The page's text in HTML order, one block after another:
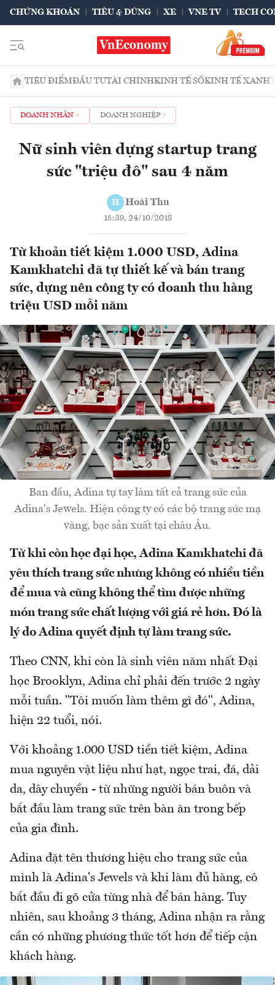
CHỨNG KHOÁN TIÊU & DÙNG XE VNE TV TECH
TIÊU ĐIỂMĐẦU TƯTÀI CHÍNHKINH TẾ SỐKINH TẾ XANH
DOANH NHÂN DOANH NGHIỆP
Nữ sinh viên dựng startup trang
sức "triệu đô" sau 4 năm
H Hoài Thu
15:39, 24/10/2018
Từ khoản tiết kiệm 1.000 USD, Adina
Kamkhatchi đã tự thiết kế và bán trang
sức, dựng nên công ty có doanh thu hàng
triệu USD mỗi năm
Ban đầu, Adina tự tay làm tất cả trang sức của
Adina's Jewels. Hiện công ty có các bộ trang sức mạ
vàng, bạc sản xuất tại châu Âu.
Từ khi còn học đại học, Adina Kamkhatchi đã
yêu thích trang sức nhưng không có nhiều tiền
để mua và cũng không thể tìm được những
món trang sức chất lượng với giá rẻ hơn. Đó là
lý do Adina quyết định tự làm trang sức.
Theo CNN, khi còn là sinh viên năm nhất Đại
học Brooklyn, Adina chỉ phải đến trước 2 ngày
mỗi tuần. "Tôi muốn làm thêm gì đó", Adina,
hiện 22 tuổi, nói.
Với khoảng 1.000 USD tiền tiết kiệm, Adina
mua nguyên vật liệu như hạt, ngọc trai, đá, dải
da, dây chuyền - từ những người bán buôn và
bắt đầu làm trang sức trên bàn ăn trong bếp
của gia đình.
Adina đặt tên thương hiệu cho trang sức của
mình là Adina's Jewels và khi làm đủ hàng, cô
bắt đầu đi gõ cửa từng nhà để bán hàng. Tuy
nhiên, sau khoảng 3 tháng, Adina nhận ra rằng
cần có những phương thức tốt hơn để tiếp cận
khách hàng.